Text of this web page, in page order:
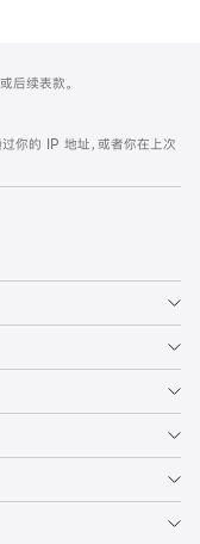
续表款。
你的 IP 地址，或者你在上次